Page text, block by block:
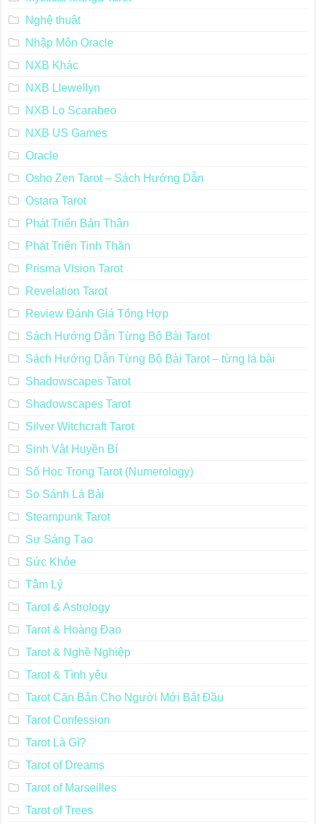
Nghệ thuật
Nhập Môn Oracle
NXB Khác
NXB Llewellyn
NXB Lo Scarabeo
NXB US Games
Oracle
Osho Zen Tarot – Sách Hướng Dẫn
Ostara Tarot
Phát Triển Bản Thân
Phát Triển Tinh Thần
Prisma Vision Tarot
Revelation Tarot
Review Đánh Giá Tổng Hợp
Sách Hướng Dẫn Từng Bộ Bài Tarot
Sách Hướng Dẫn Từng Bộ Bài Tarot – từng lá bài
Shadowscapes Tarot
Shadowscapes Tarot
Silver Witchcraft Tarot
Sinh Vật Huyền Bí
Số Học Trong Tarot (Numerology)
So Sánh Lá Bài
Steampunk Tarot
Sự Sáng Tạo
Sức Khỏe
Tâm Lý
Tarot & Astrology
Tarot & Hoàng Đạo
Tarot & Nghề Nghiệp
Tarot & Tình yêu
Tarot Căn Bản Cho Người Mới Bắt Đầu
Tarot Confession
Tarot Là Gì?
Tarot of Dreams
Tarot of Marseilles
Tarot of Trees